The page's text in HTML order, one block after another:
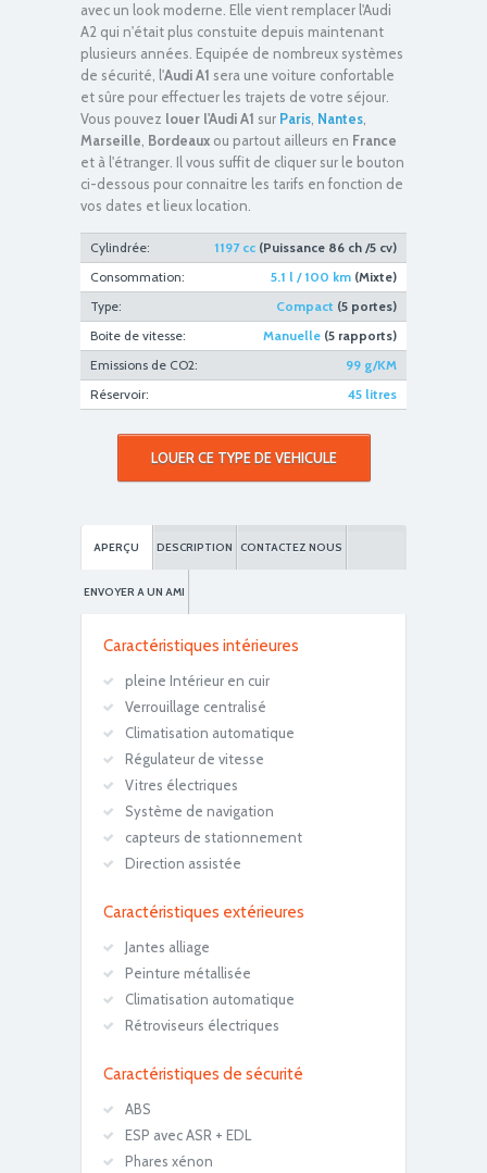
Puissance fiscale : 5 CV
Vitesse maximum : 180 km/h
Carburant : Essance
avec un look moderne. Elle vient remplacer l'Audi
A2 qui n'était plus constuite depuis maintenant
plusieurs années. Equipée de nombreux systèmes
de sécurité, l'Audi A1 sera une voiture confortable
et sûre pour effectuer les trajets de votre séjour.
Vous pouvez louer l'Audi A1 sur Paris Nantes
Marseille Bordeaux ou partout ailleurs en France
et à l'étranger. Il vous suffit de cliquer sur le bouton
ci-dessous pour connaitre les tarifs en fonction de
vos dates et lieux location.
Cylindrée: 1197 cc (Puissance 86 ch /5 cv)
Consommation:
5.1 l / 100 km (Mixte)
Type:
Compact (5 portes)
Boite de vitesse:
Manuelle (5 rapports)
Emissions de CO2:
99 g/KM
Réservoir:
45 litres
LOUER CE TYPE DE VEHICULE
APERÇU DESCRIPTION CONTACTEZ NOUS
ENVOYER A UN AMI
Caractéristiques intérieures
pleine Intérieur en cuir
Verrouillage centralisé
Climatisation automatique
Régulateur de vitesse
Vitres électriques
Système de navigation
capteurs de stationnement
Direction assistée
Caractéristiques extérieures
Jantes alliage
Peinture métallisée
Climatisation automatique
Rétroviseurs électriques
Caractéristiques de sécurité
ABS
ESP avec ASR + EDL
Phares xénon